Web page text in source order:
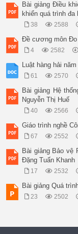
Bài giảng Điều
khiển quá trình đa
38 2588
Đề cương môn
4 2582
Luật hàng hải
61 2570
Bài giảng Hệ
Nguyễn Thị Huế
40 2566
Giáo trình nghề
67 2552
Bài giảng Bảo vệ
Đặng Tuấn Khanh
17 2532
Bài giảng Quá
23 2502